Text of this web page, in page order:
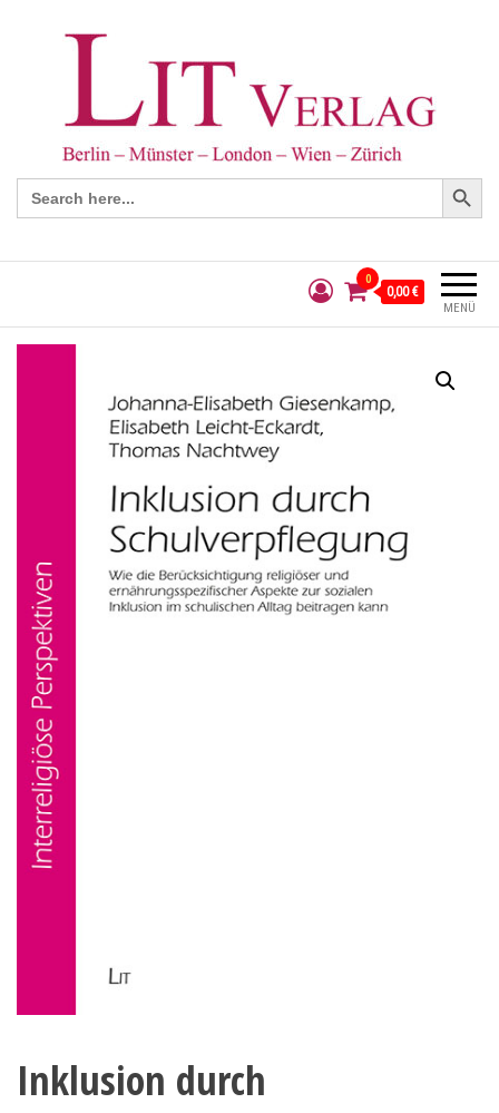
Search
for:
Search Button
MENÜ
0
0,00 €
Inklusion durch